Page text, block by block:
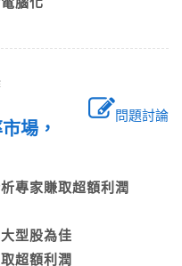
問題討論
場，
專家賺取超額利潤
大型股為佳
超額利潤